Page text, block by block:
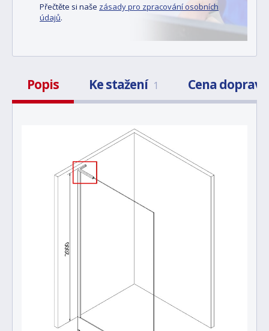
Přečtěte si naše zásady pro zpracování osobních
údajů.
Popis Ke stažení 1 Cena dopravy